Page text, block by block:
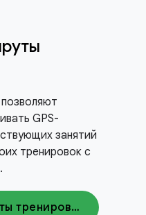
GPS-
занятий
тренировок с
Добавьте маршруты тренировок